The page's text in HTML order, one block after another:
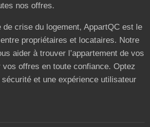
nos offres.
de crise du logement, AppartQC est le
propriétaires et locataires. Notre
aider à trouver l’appartement de vos
vos offres en toute confiance. Optez
et une expérience utilisateur